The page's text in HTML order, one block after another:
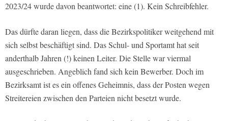
2023/24 wurde davon beantwortet: eine (1). Kein Schreibfehler.
Das dürfte daran liegen, dass die Bezirkspolitiker weitgehend mit
sich selbst beschäftigt sind. Das Schul- und Sportamt hat seit
anderthalb Jahren (!) keinen Leiter. Die Stelle war viermal
ausgeschrieben. Angeblich fand sich kein Bewerber. Doch im
Bezirksamt ist es ein offenes Geheimnis, dass der Posten wegen
Streitereien zwischen den Parteien nicht besetzt wurde.